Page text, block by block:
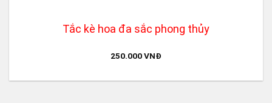
Tắc kè hoa đa sắc phong thủy
250.000VNĐ